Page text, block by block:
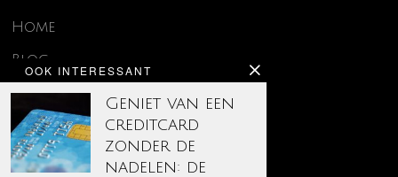
OOK INTERESSANT
Geniet van een
creditcard
zonder de
nadelen: de
Home
Blog
Contact
Disclaimer
Over ons